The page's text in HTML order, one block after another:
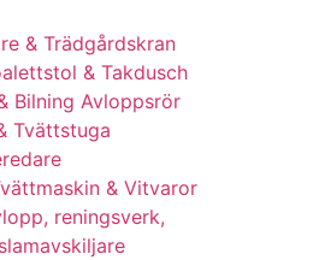
& Trädgårdskran
& Takdusch
Bilning Avloppsrör
Tvättstuga
& Vitvaror
reningsverk,